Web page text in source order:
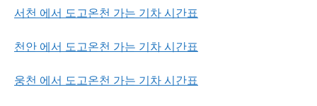
서천 에서 도고온천 가는 기차 시간표
천안 에서 도고온천 가는 기차 시간표
웅천 에서 도고온천 가는 기차 시간표